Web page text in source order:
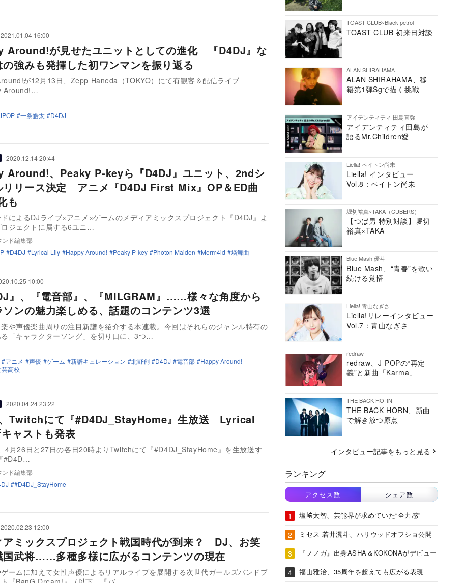
2021.01.04 16:00
Around!が見せたユニットとしての進化 『D4DJ』な
の強みも発揮した初ワンマンを振り返る
が12月13日、Zepp Haneda（TOKYO）にて有観客＆配信ライブ
Around!…
一条皓太 D4DJ
2020.12.14 20:44
Around!、Peaky P-keyら『D4DJ』ユニット、2ndシ
リリース決定 アニメ『D4DJ First Mix』OP＆ED曲
も
によるDJライブ×アニメ×ゲームのメディアミックスプロジェクト『D4DJ』よ
ロジェクトに属する6ユニ…
ンド編集部
D4DJ Lyrical Lily Happy Around! Peaky P-key Photon Maiden Merm4id 燐舞曲
10:00
』、『電音部』、『MILGRAM』……様々な角度から
ソンの魅力楽しめる、話題のコンテンツ3選
や声優楽曲周りの注目新譜を紹介する本連載。今回はそれらのジャンル特有の
「キャラクターソング」を切り口に、3つ…
アニメ 声優 ゲーム 新譜キュレーション 北野創 D4DJ 電音部
Happy Around!
高校
2020.04.24 23:22
Twitchにて『#D4DJ_StayHome』生放送 Lyrical
ャストも発表
4月26日と27日の各日20時よりTwitchにて『#D4DJ_StayHome』を生放送す
『#D4D…
ンド編集部
#D4DJ_StayHome
2020.02.23 12:00
アミックスプロジェクト戦国時代が到来？ DJ、お笑
国武将……多種多様に広がるコンテンツの現在
ームに加えて女性声優によるリアルライブを展開する次世代ガールズバンドプ
TOAST CLUB×Black petrol
TOAST CLUB 初来日対談
ALAN SHIRAHAMA
ALAN SHIRAHAMA、移
籍第1弾Sgで描く挑戦
アイデンティティ 田島直弥
アイデンティティ田島が
語るMr.Children愛
Liella! ペイトン尚未
Liella! インタビュー
Vol.8：ペイトン尚未
堀切裕真×TAKA（CUBERS）
【つば男 特別対談】堀切
裕真×TAKA
Blue Mash 優斗
Blue Mash、“青春”を歌い
続ける覚悟
Liella! 青山なぎさ
Liella!リレーインタビュー
Vol.7：青山なぎさ
redraw
redraw、J-POPの“再定
義”と新曲「Karma」
THE BACK HORN
THE BACK HORN、新曲
で解き放つ原点
インタビュー記事をもっと見る
ランキング
アクセス数 シェア数
塩﨑太智、芸能界が求めていた“全力感”
ミセス 若井滉斗、ハリウッドオフショ公開
『ノノガ』出身ASHA＆KOKONAがデビュー
福山雅治、35周年を超えても広がる表現